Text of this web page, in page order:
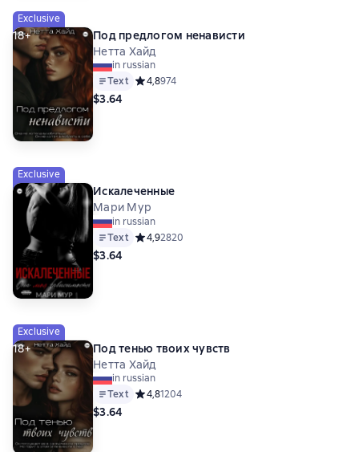
Exclusive
18+
Под предлогом ненависти
Нетта Хайд
in russian
Text Средний рейтинг 4,8 на основе 974 оценок
4,8974
$3.64
Exclusive
Искалеченные
Мари Мур
in russian
Text Средний рейтинг 4,9 на основе 2820 оценок
4,92820
$3.64
Exclusive
18+
Под тенью твоих чувств
Нетта Хайд
in russian
Text Средний рейтинг 4,8 на основе 1204 оценок
4,81204
$3.64